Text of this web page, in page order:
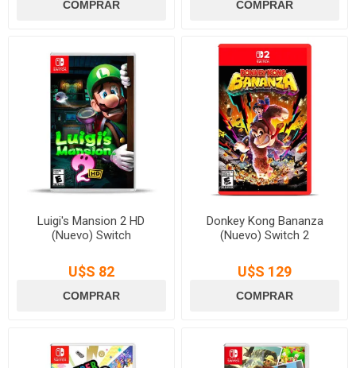
Luigi's Mansion 2 HD
(Nuevo) Switch
U$S 82
Donkey Kong Bananza
(Nuevo) Switch 2
U$S 129